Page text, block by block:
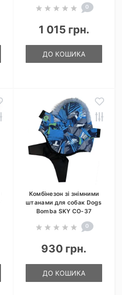
0
1 015 грн.
ДО КОШИКА
Комбінезон зі знімними
штанами для собак Dogs
Bomba SKY CO-37
0
930 грн.
ДО КОШИКА